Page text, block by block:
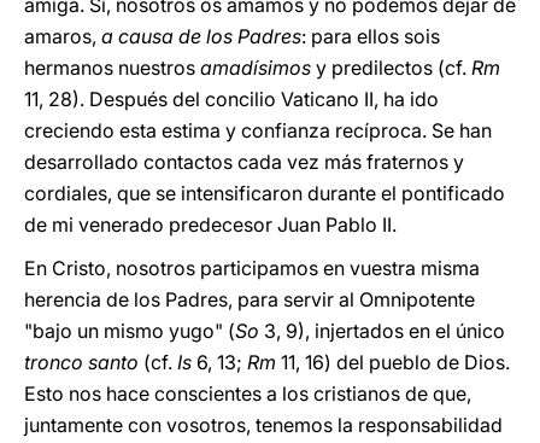
amiga. Sí, nosotros os amamos y no podemos dejar de
amaros, a causa de los Padres: para ellos sois
hermanos nuestros amadísimos y predilectos (cf. Rm
11, 28). Después del concilio Vaticano II, ha ido
creciendo esta estima y confianza recíproca. Se han
desarrollado contactos cada vez más fraternos y
cordiales, que se intensificaron durante el pontificado
de mi venerado predecesor Juan Pablo II.
En Cristo, nosotros participamos en vuestra misma
herencia de los Padres, para servir al Omnipotente
"bajo un mismo yugo" (So 3, 9), injertados en el único
tronco santo (cf. Is 6, 13; Rm 11, 16) del pueblo de Dios.
Esto nos hace conscientes a los cristianos de que,
juntamente con vosotros, tenemos la responsabilidad